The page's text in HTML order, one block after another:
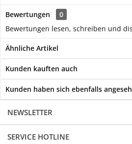
Bewertungen
0
Bewertungen lesen, schreiben und
Ähnliche Artikel
Kunden kauften auch
Kunden haben sich ebenfalls
NEWSLETTER
SERVICE HOTLINE